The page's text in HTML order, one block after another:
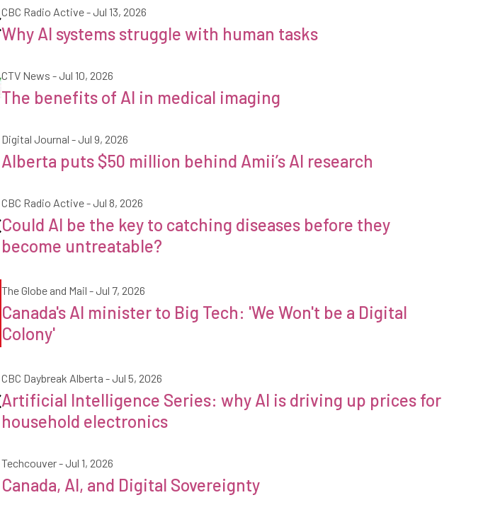
CBC Radio Active
CBC Radio Active- Jul 13, 2026
Why AI systems struggle with human tasks
CTV News
CTV News - Jul 10, 2026
The benefits of AI in medical imaging
Journal numérique
Digital Journal - Jul 9, 2026
Alberta puts $50 million behind Amii’s AI research
CBC Radio Active
CBC Radio Active- Jul 8, 2026
Could AI be the key to catching diseases before they
become untreatable?
The Globe and Mail
The Globe and Mail - Jul 7, 2026
Canada's AI minister to Big Tech: 'We Won't be a Digital
Colony'
CBC Daybreak Alberta
CBC Daybreak Alberta - Jul 5, 2026
Artificial Intelligence Series: why AI is driving up prices for
household electronics
Techcouver- Jul 1, 2026
Canada, AI, and Digital Sovereignty